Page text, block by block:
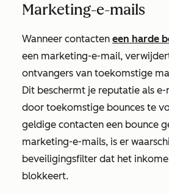
Marketing-e-mails
Wanneer contacten een harde
een marketing-e-mail,
ontvangers van toekomstige
Dit beschermt je reputatie als
door toekomstige bounces te
geldige contacten een bounce
marketing-e-mails, is er
beveiligingsfilter dat het
blokkeert.